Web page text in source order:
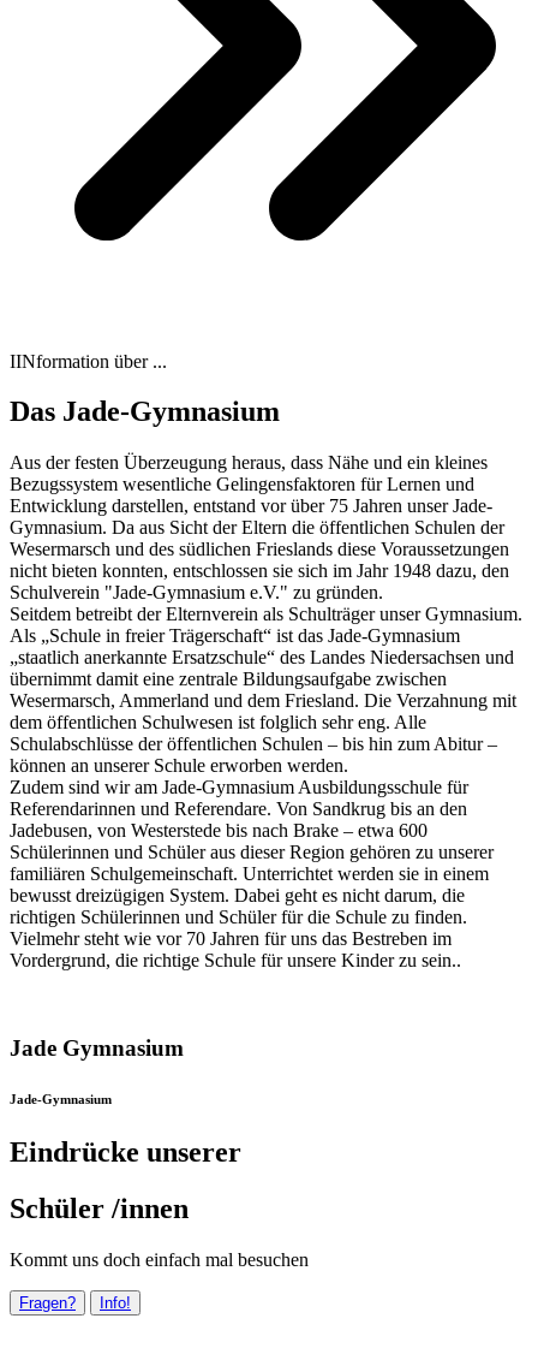
IINformation über ...
Das Jade-Gymnasium
Aus der festen Überzeugung heraus, dass Nähe und ein kleines
Bezugssystem wesentliche Gelingensfaktoren für Lernen und
Entwicklung darstellen, entstand vor über 75 Jahren unser Jade-
Gymnasium. Da aus Sicht der Eltern die öffentlichen Schulen der
Wesermarsch und des südlichen Frieslands diese Voraussetzungen
nicht bieten konnten, entschlossen sie sich im Jahr 1948 dazu, den
Schulverein "Jade-Gymnasium e.V." zu gründen.
Seitdem betreibt der Elternverein als Schulträger unser Gymnasium.
Als „Schule in freier Trägerschaft“ ist das Jade-Gymnasium
„staatlich anerkannte Ersatzschule“ des Landes Niedersachsen und
übernimmt damit eine zentrale Bildungsaufgabe zwischen
Wesermarsch, Ammerland und dem Friesland. Die Verzahnung mit
dem öffentlichen Schulwesen ist folglich sehr eng. Alle
Schulabschlüsse der öffentlichen Schulen – bis hin zum Abitur –
können an unserer Schule erworben werden.
Zudem sind wir am Jade-Gymnasium Ausbildungsschule für
Referendarinnen und Referendare. Von Sandkrug bis an den
Jadebusen, von Westerstede bis nach Brake – etwa 600
Schülerinnen und Schüler aus dieser Region gehören zu unserer
familiären Schulgemeinschaft. Unterrichtet werden sie in einem
bewusst dreizügigen System. Dabei geht es nicht darum, die
richtigen Schülerinnen und Schüler für die Schule zu finden.
Vielmehr steht wie vor 70 Jahren für uns das Bestreben im
Vordergrund, die richtige Schule für unsere Kinder zu sein..
Jade Gymnasium
Jade-Gymnasium
Eindrücke unserer
Schüler /innen
Kommt uns doch einfach mal besuchen
Fragen? Info!